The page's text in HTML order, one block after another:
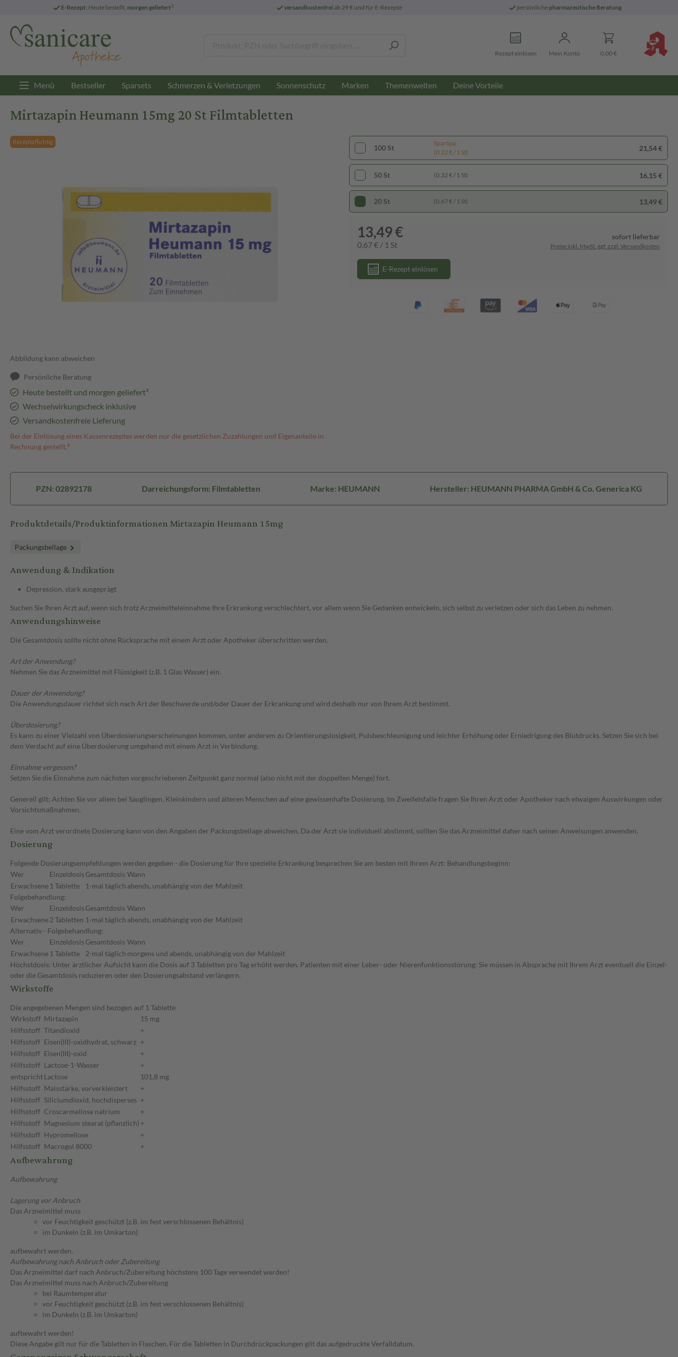
E-Rezept: Heute bestellt, morgen geliefert3 versandkostenfreiab 29 € und für E-Rezepte persönliche pharmazeutische Beratung
Rezept einlösen Mein Konto 0,00 €
Menü Bestseller Sparsets Schmerzen & Verletzungen Sonnenschutz Marken Themenwelten Deine Vorteile
Mirtazapin Heumann 15mg 20 St Filmtabletten
Rezeptpflichtig
Abbildung kann abweichen
Persönliche Beratung
Heute bestellt und morgen geliefert³
Wechselwirkungscheck inklusive
Versandkostenfreie Lieferung
Bei der Einlösung eines Kassenrezeptes werden nur die gesetzlichen Zuzahlungen und Eigenanteile in
Rechnung gestellt.⁴
100 St
Spartipp
(0,22 € / 1 St)
21,54 €
50 St (0,32 € / 1 St) 16,15 €
20 St (0,67 € / 1 St) 13,49 €
13,49 €
0,67 € / 1 St
sofort lieferbar
Preise inkl. MwSt. ggf. zzgl. Versandkosten
E-Rezept einlösen
PZN: 02892178 Darreichungsform: Filmtabletten Marke: HEUMANN Hersteller: HEUMANN PHARMA GmbH & Co. Generica KG
Produktdetails/Produktinformationen Mirtazapin Heumann 15mg
Packungsbeilage
Anwendung & Indikation
Depression, stark ausgeprägt
Suchen Sie Ihren Arzt auf, wenn sich trotz Arzneimitteleinnahme Ihre Erkrankung verschlechtert, vor allem wenn Sie Gedanken entwickeln, sich selbst zu verletzen oder sich das Leben zu nehmen.
Anwendungshinweise
Die Gesamtdosis sollte nicht ohne Rücksprache mit einem Arzt oder Apotheker überschritten werden.
Art der Anwendung?
Nehmen Sie das Arzneimittel mit Flüssigkeit (z.B. 1 Glas Wasser) ein.
Dauer der Anwendung?
Die Anwendungsdauer richtet sich nach Art der Beschwerde und/oder Dauer der Erkrankung und wird deshalb nur von Ihrem Arzt bestimmt.
Überdosierung?
Es kann zu einer Vielzahl von Überdosierungserscheinungen kommen, unter anderem zu Orientierungslosigkeit, Pulsbeschleunigung und leichter Erhöhung oder Erniedrigung des Blutdrucks. Setzen Sie sich bei
dem Verdacht auf eine Überdosierung umgehend mit einem Arzt in Verbindung.
Einnahme vergessen?
Setzen Sie die Einnahme zum nächsten vorgeschriebenen Zeitpunkt ganz normal (also nicht mit der doppelten Menge) fort.
Generell gilt: Achten Sie vor allem bei Säuglingen, Kleinkindern und älteren Menschen auf eine gewissenhafte Dosierung. Im Zweifelsfalle fragen Sie Ihren Arzt oder Apotheker nach etwaigen Auswirkungen oder
Vorsichtsmaßnahmen.
Eine vom Arzt verordnete Dosierung kann von den Angaben der Packungsbeilage abweichen. Da der Arzt sie individuell abstimmt, sollten Sie das Arzneimittel daher nach seinen Anweisungen anwenden.
Dosierung
Folgende Dosierungsempfehlungen werden gegeben - die Dosierung für Ihre spezielle Erkrankung besprechen Sie am besten mit Ihrem Arzt: Behandlungsbeginn:
Wer
Einzeldosis Gesamtdosis Wann
Erwachsene 1 Tablette 1-mal täglich abends, unabhängig von der Mahlzeit
Folgebehandlung:
Wer
Einzeldosis Gesamtdosis Wann
Erwachsene2 Tabletten 1-mal täglich abends, unabhängig von der Mahlzeit
Alternativ - Folgebehandlung:
Wer
Einzeldosis Gesamtdosis Wann
Erwachsene 1 Tablette 2-mal täglich morgens und abends, unabhängig von der Mahlzeit
Höchstdosis: Unter ärztlicher Aufsicht kann die Dosis auf 3 Tabletten pro Tag erhöht werden. Patienten mit einer Leber- oder Nierenfunktionsstörung: Sie müssen in Absprache mit Ihrem Arzt eventuell die Einzel-
oder die Gesamtdosis reduzieren oder den Dosierungsabstand verlängern.
Wirkstoffe
Die angegebenen Mengen sind bezogen auf 1 Tablette
Wirkstoff Mirtazapin
15 mg
Hilfsstoff Titandioxid
+
Hilfsstoff Eisen(III)-oxidhydrat, schwarz +
Hilfsstoff Eisen(III)-oxid
+
Hilfsstoff Lactose-1-Wasser
+
entsprichtLactose
101,8 mg
Hilfsstoff Maisstärke, vorverkleistert
+
Hilfsstoff Siliciumdioxid, hochdisperses +
Hilfsstoff Croscarmellose natrium
+
Hilfsstoff Magnesium stearat (pflanzlich) +
Hilfsstoff Hypromellose
+
Hilfsstoff Macrogol 8000 +
Aufbewahrung
Aufbewahrung
Lagerung vor Anbruch
Das Arzneimittel muss
vor Feuchtigkeit geschützt (z.B. im fest verschlossenen Behältnis)
im Dunkeln (z.B. im Umkarton)
aufbewahrt werden.
Aufbewahrung nach Anbruch oder Zubereitung
Das Arzneimittel darf nach Anbruch/Zubereitung höchstens 100 Tage verwendet werden!
Das Arzneimittel muss nach Anbruch/Zubereitung
bei Raumtemperatur
vor Feuchtigkeit geschützt (z.B. im fest verschlossenen Behältnis)
im Dunkeln (z.B. im Umkarton)
aufbewahrt werden!
Diese Angabe gilt nur für die Tabletten in Flaschen. Für die Tabletten in Durchdrückpackungen gilt das aufgedruckte Verfalldatum.